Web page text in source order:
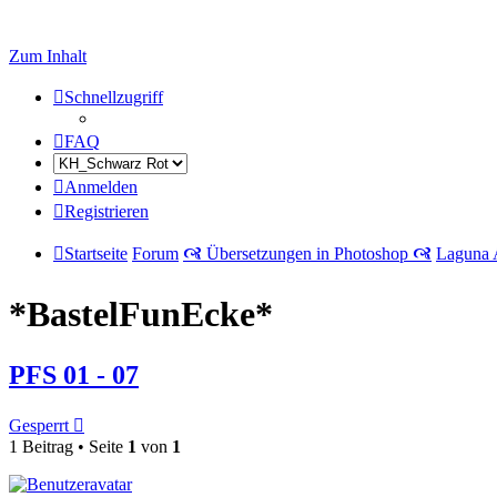
Zum Inhalt
Schnellzugriff
FAQ
Anmelden
Registrieren
Startseite Forum 🙧 Übersetzungen in Photoshop 🙧 Laguna
*BastelFunEcke*
PFS 01 - 07
Gesperrt
1 Beitrag • Seite 1 von 1